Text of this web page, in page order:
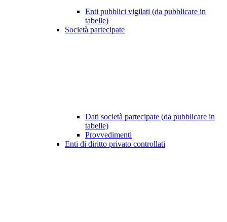
Enti pubblici vigilati (da pubblicare in
tabelle)
Società partecipate
Dati società partecipate (da pubblicare in
tabelle)
Provvedimenti
Enti di diritto privato controllati